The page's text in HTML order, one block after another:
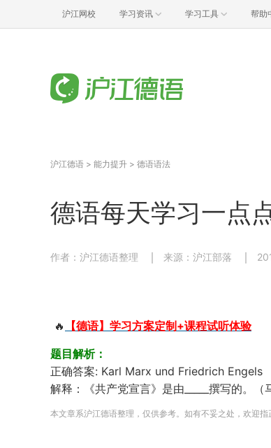
沪江网校 学习资讯 学习工具 帮助
沪江德语 > 能力提升 > 德语语法
德语每天学习一点
作者：沪江德语整理 来源：沪江部落
🔥
【德语】学习方案定制+课程试听体验
题目解析：
正确答案: Karl Marx und Friedrich Engels
解释：《共产党宣言》是由_____撰写的。（
本文章系沪江德语整理，仅供参考。如有不妥之处，欢迎指